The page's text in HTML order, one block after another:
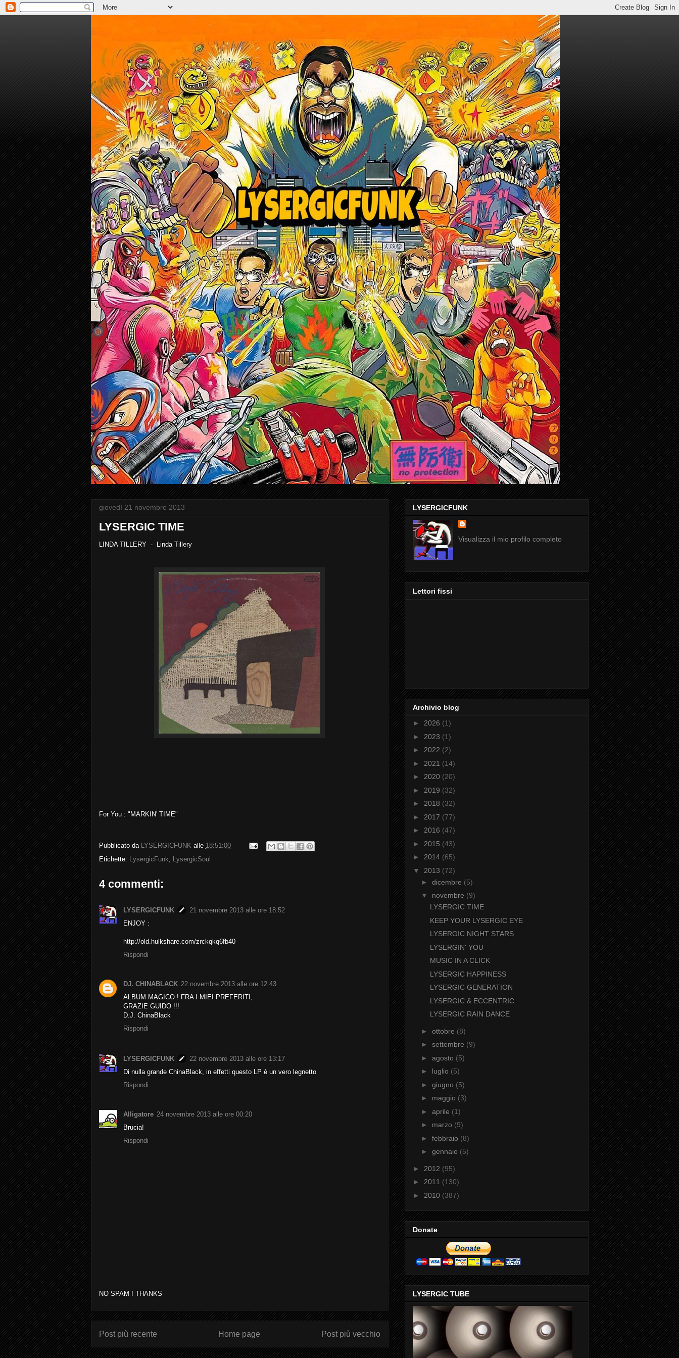
giovedì 21 novembre 2013
LYSERGIC TIME
LINDA TILLERY - Linda Tillery
For You : "MARKIN' TIME"
Pubblicato da LYSERGICFUNK alle 18:51:00
Etichette: LysergicFunk, LysergicSoul
4 commenti:
LYSERGICFUNK
21 novembre 2013 alle ore 18:52
ENJOY :
http://old.hulkshare.com/zrckqkq6fb40
Rispondi
DJ. CHINABLACK 22 novembre 2013 alle ore 12:43
ALBUM MAGICO ! FRA I MIEI PREFERITI,
GRAZIE GUIDO !!!
D.J. ChinaBlack
Rispondi
LYSERGICFUNK
22 novembre 2013 alle ore 13:17
Di nulla grande ChinaBlack, in effetti questo LP è un vero legnetto
Rispondi
Alligatore 24 novembre 2013 alle ore 00:20
Brucia!
Rispondi
NO SPAM ! THANKS
Post più recente Post più vecchio
Home page
LYSERGICFUNK
Visualizza il mio profilo completo
Lettori fissi
Archivio blog
► 2026 (1)
► 2023 (1)
► 2022 (2)
► 2021 (14)
► 2020 (20)
► 2019 (32)
► 2018 (32)
► 2017 (77)
► 2016 (47)
► 2015 (43)
► 2014 (65)
▼ 2013 (72)
►dicembre (5)
▼ novembre (9)
LYSERGIC TIME
KEEP YOUR LYSERGIC EYE
LYSERGIC NIGHT STARS
LYSERGIN' YOU
MUSIC IN A CLICK
LYSERGIC HAPPINESS
LYSERGIC GENERATION
LYSERGIC & ECCENTRIC
LYSERGIC RAIN DANCE
►ottobre (8)
►settembre (9)
►agosto (5)
► luglio (5)
►giugno (5)
► maggio (3)
►aprile (1)
► marzo (9)
►febbraio (8)
►gennaio (5)
► 2012 (95)
► 2011 (130)
► 2010 (387)
Donate
LYSERGIC TUBE